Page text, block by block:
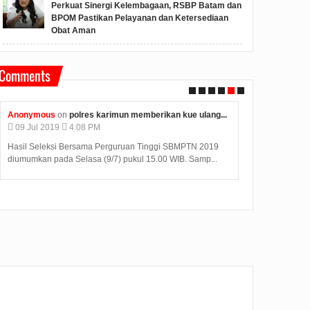
Perkuat Sinergi Kelembagaan, RSBP Batam dan
BPOM Pastikan Pelayanan dan Ketersediaan
Obat Aman
onpolres karimun memberikan kue ulang...
4:08 PM
Bersama Perguruan Tinggi SBMPTN 2019
pada Selasa (9/7) pukul 15.00 WIB. Samp...
Unknown
Judi Deposit Ovo semakin
dengan minimal deposit